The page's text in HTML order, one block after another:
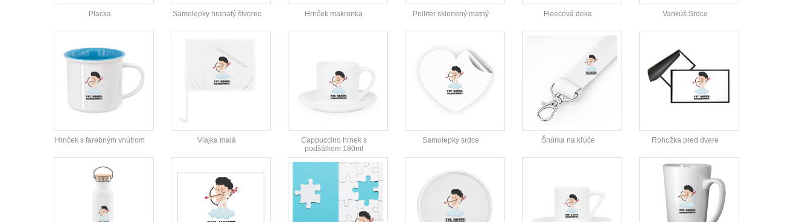
Placka Samolepky hranatý štvorec Hrnček makronka Polliter sklenený matný Fleecová deka Vankúš Srdce
Hrnček s farebným vnútrom Vlajka malá
Cappuccino hrnek s
podšálkem 180ml
Samolepky srdce Šnúrka na kľúče Rohožka pred dvere